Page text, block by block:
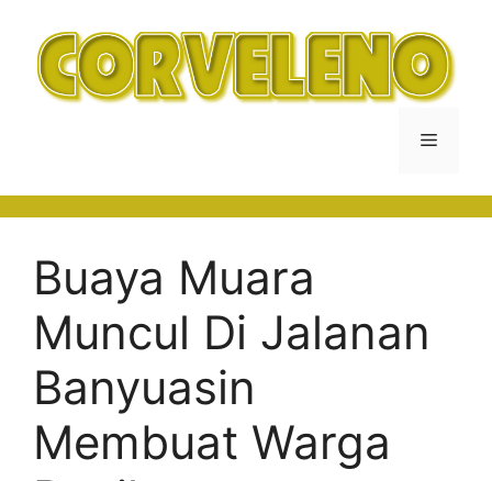
Menu
Buaya Muara
Muncul Di Jalanan
Banyuasin
Membuat Warga